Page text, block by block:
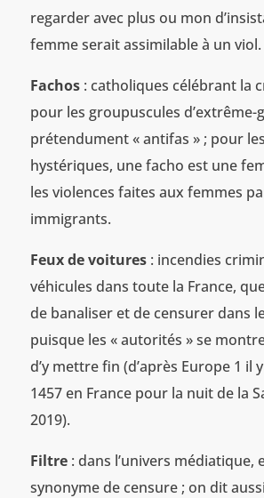
regarder avec plus ou mon
femme serait assimilable à un viol.
Fachos: catholiques célébrant la
pour les groupuscules d’extrême-
prétendument « antifas » ; pour
hystériques, une facho est une
les violences faites aux femmes
immigrants.
Feux de voitures: incendies
véhicules dans toute la France,
de banaliser et de censurer dans
puisque les « autorités » se
d’y mettre fin (d’après Europe 1 il
1457 en France pour la nuit de la
2019).
Filtre : dans l’univers médiatique,
synonyme de censure ; on dit aussi